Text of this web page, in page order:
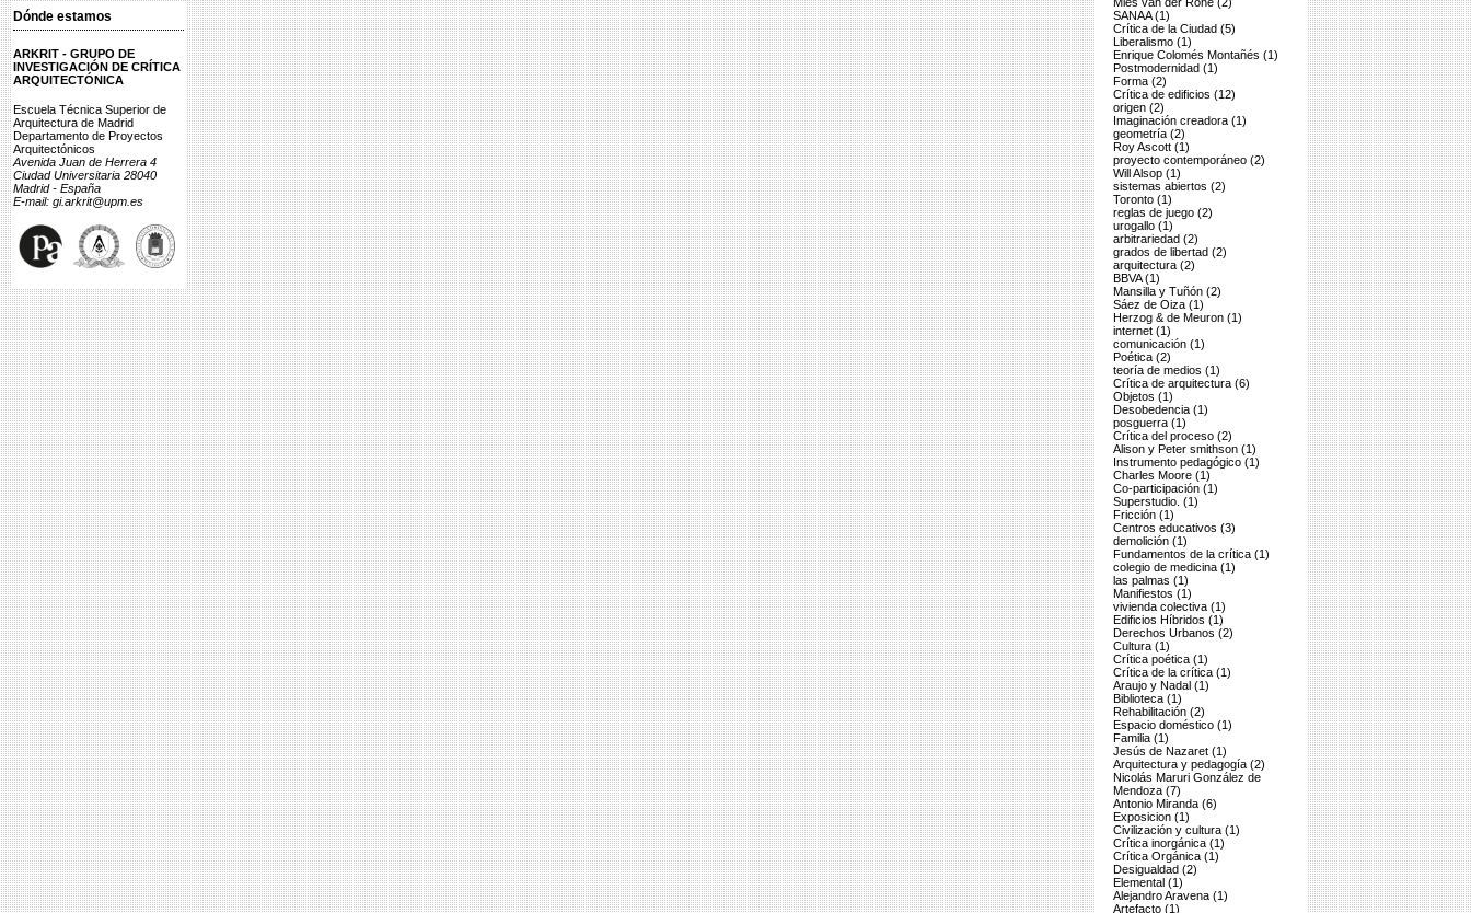
Dónde estamos
ARKRIT - GRUPO DE
INVESTIGACIÓN DE CRÍTICA
ARQUITECTÓNICA
Escuela Técnica Superior de
Arquitectura de Madrid
Departamento de Proyectos
Arquitectónicos
Avenida Juan de Herrera 4
Ciudad Universitaria 28040
Madrid - España
E-mail: gi.arkrit@upm.es
SANAA (1)
Crítica de la Ciudad (5)
Liberalismo (1)
Enrique Colomés Montañés (1)
Postmodernidad (1)
Forma (2)
Crítica de edificios (12)
origen (2)
Imaginación creadora (1)
geometría (2)
Roy Ascott (1)
proyecto contemporáneo (2)
Will Alsop (1)
sistemas abiertos (2)
Toronto (1)
reglas de juego (2)
urogallo (1)
arbitrariedad (2)
grados de libertad (2)
arquitectura (2)
BBVA (1)
Mansilla y Tuñón (2)
Sáez de Oiza (1)
Herzog & de Meuron (1)
internet (1)
comunicación (1)
Poética (2)
teoría de medios (1)
Crítica de arquitectura (6)
Objetos (1)
Desobedencia (1)
posguerra (1)
Crítica del proceso (2)
Alison y Peter smithson (1)
Instrumento pedagógico (1)
Charles Moore (1)
Co-participación (1)
Superstudio. (1)
Fricción (1)
Centros educativos (3)
demolición (1)
Fundamentos de la crítica (1)
colegio de medicina (1)
las palmas (1)
Manifiestos (1)
vivienda colectiva (1)
Edificios Híbridos (1)
Derechos Urbanos (2)
Cultura (1)
Crítica poética (1)
Crítica de la crítica (1)
Araujo y Nadal (1)
Biblioteca (1)
Rehabilitación (2)
Espacio doméstico (1)
Familia (1)
Jesús de Nazaret (1)
Arquitectura y pedagogía (2)
Nicolás Maruri González de
Mendoza (7)
Antonio Miranda (6)
Exposicion (1)
Civilización y cultura (1)
Crítica inorgánica (1)
Crítica Orgánica (1)
Desigualdad (2)
Elemental (1)
Alejandro Aravena (1)
Artefacto (1)